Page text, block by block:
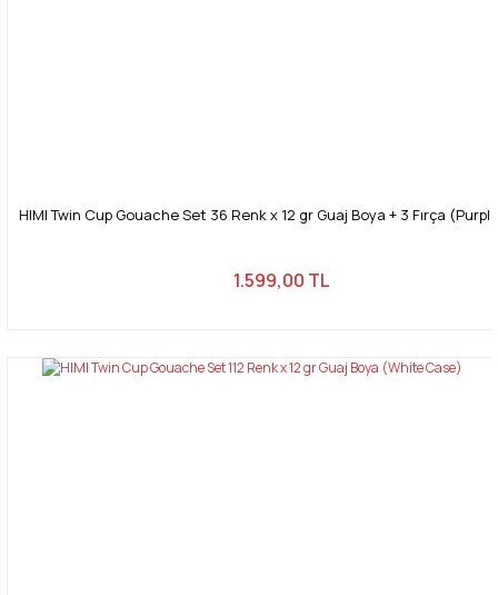
HIMI Twin Cup Gouache Set 36 Renk x 12 gr Guaj Boya + 3 Fırça
1.599,00 TL